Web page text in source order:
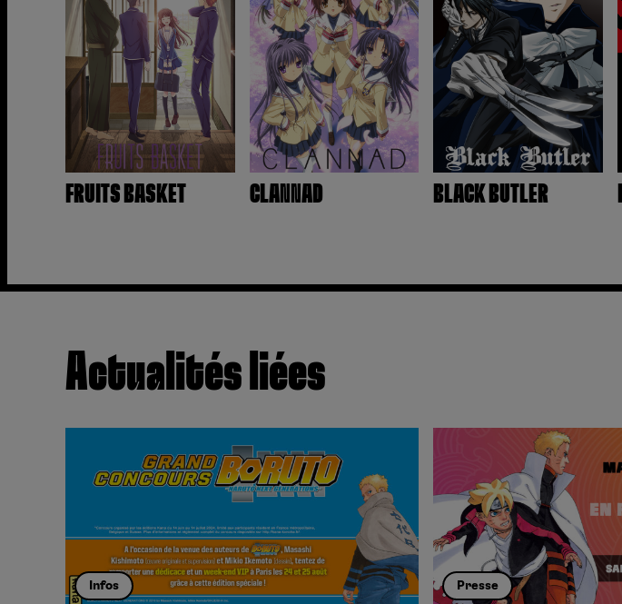
FRUITS BASKET CLANNAD BLACK BUTLER
Actualités liées
Infos Presse